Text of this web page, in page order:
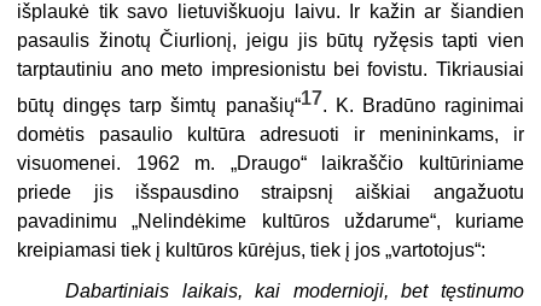
išplaukė tik savo lietuviškuoju laivu. Ir kažin ar šiandien
pasaulis žinotų Čiurlionį, jeigu jis būtų ryžęsis tapti vien
tarptautiniu ano meto impresionistu bei fovistu. Tikriausiai
būtų dingęs tarp šimtų panašių“17. K. Bradūno raginimai
domėtis pasaulio kultūra adresuoti ir menininkams, ir
visuomenei. 1962 m. „Draugo“ laikraščio kultūriniame
priede jis išspausdino straipsnį aiškiai angažuotu
pavadinimu „Nelindėkime kultūros uždarume“, kuriame
kreipiamasi tiek į kultūros kūrėjus, tiek į jos „vartotojus“:
Dabartiniais laikais, kai modernioji, bet tęstinumo